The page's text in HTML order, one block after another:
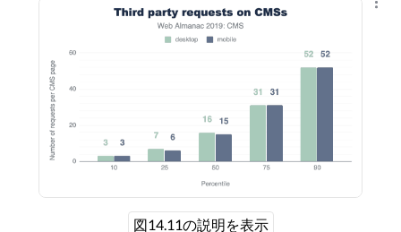
結
図14.11の説明を表示